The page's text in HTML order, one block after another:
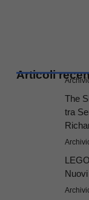
Articoli
The
tra